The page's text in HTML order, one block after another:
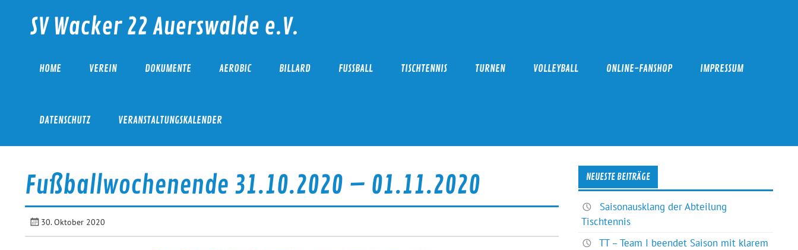
contentSV Wacker 22 Auerswalde e.V.
HOME VEREIN DOKUMENTE AEROBIC BILLARD FUSSBALL TISCHTENNIS TURNEN VOLLEYBALL ONLINE-FANSHOP IMPRESSUM
DATENSCHUTZ VERANSTALTUNGSKALENDER
Fußballwochenende 31.10.2020 – 01.11.2020
30. Oktober 2020
NEUESTE BEITRÄGE
Saisonausklang der Abteilung
Tischtennis
TT – Team I beendet Saison mit klarem